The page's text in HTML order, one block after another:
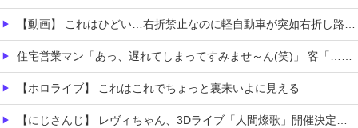
【動画】 これはひどい…右折禁止なのに軽自動車が突如右折し路面電車と衝突→乗ってた三人組が車を捨て逃走ｗｗｗｗｗｗ
住宅営業マン「あっ、遅れてしまってすみませ～ん(笑)」 客「…今日、契約日ですよね？」→こうなるｗｗｗ
【ホロライブ】 これはこれでちょっと裏来いよに見える
【にじさんじ】 レヴィちゃん、3Dライブ「人間燦歌」開催決定！ゲスト8名も発表『歌うまバイキングなゲストや』【8/18(火)21:00】